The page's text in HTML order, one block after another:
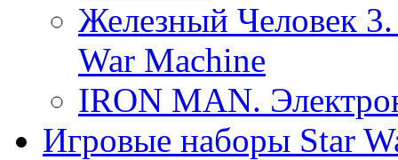
Железный Человек
War Machine
IRON MAN.
Игровые наборы Star